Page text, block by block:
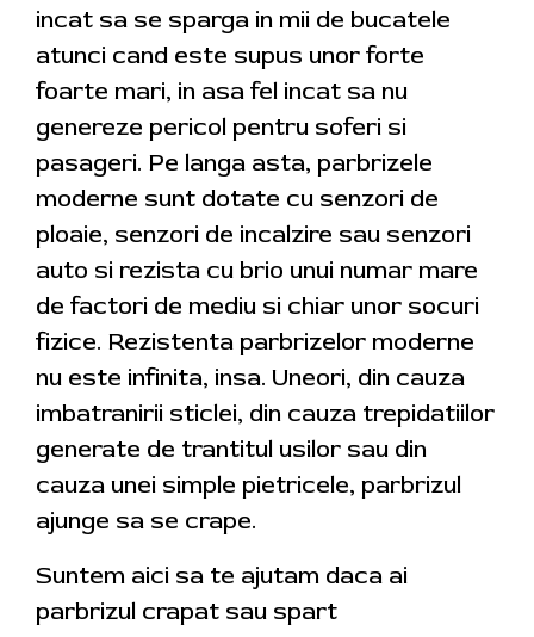
incat sa se sparga in mii de bucatele
atunci cand este supus unor forte
foarte mari, in asa fel incat sa nu
genereze pericol pentru soferi si
pasageri. Pe langa asta, parbrizele
moderne sunt dotate cu senzori de
ploaie, senzori de incalzire sau senzori
auto si rezista cu brio unui numar mare
de factori de mediu si chiar unor socuri
fizice. Rezistenta parbrizelor moderne
nu este infinita, insa. Uneori, din cauza
imbatranirii sticlei, din cauza trepidatiilor
generate de trantitul usilor sau din
cauza unei simple pietricele, parbrizul
ajunge sa se crape.
Suntem aici sa te ajutam daca ai
parbrizul crapat sau spart